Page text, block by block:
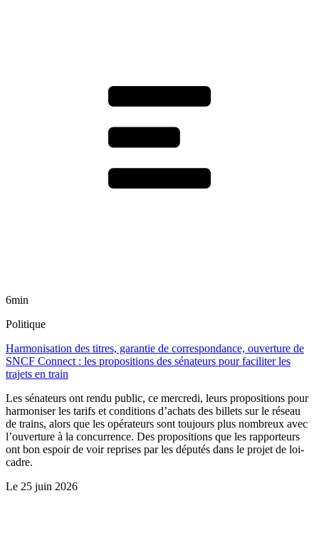
6min
Politique
Harmonisation des titres, garantie de correspondance, ouverture de
SNCF Connect : les propositions des sénateurs pour faciliter les
trajets en train
Les sénateurs ont rendu public, ce mercredi, leurs propositions pour
harmoniser les tarifs et conditions d’achats des billets sur le réseau
de trains, alors que les opérateurs sont toujours plus nombreux avec
l’ouverture à la concurrence. Des propositions que les rapporteurs
ont bon espoir de voir reprises par les députés dans le projet de loi-
cadre.
Le 25 juin 2026